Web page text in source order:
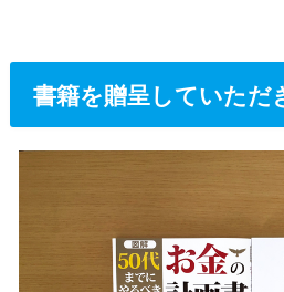
書籍を贈呈していただ